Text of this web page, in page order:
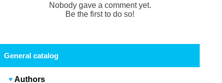
Nobody gave a comment yet.
Be the first to do so!
General catalog
Authors